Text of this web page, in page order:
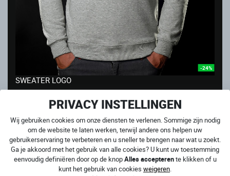
PRIVACY INSTELLINGEN
Wij gebruiken cookies om onze diensten te verlenen. Sommige zijn nodig
om de website te laten werken, terwijl andere ons helpen uw
gebruikerservaring te verbeteren en u sneller te brengen naar wat u zoekt.
Ga je akkoord met het gebruik van alle cookies? U kunt uw toestemming
eenvoudig definiëren door op de knopAlles accepterente klikken of u
kunt het gebruik van cookies weigeren.
-24%
SWEATER LOGO
Op voorraad
UITVERKOOP